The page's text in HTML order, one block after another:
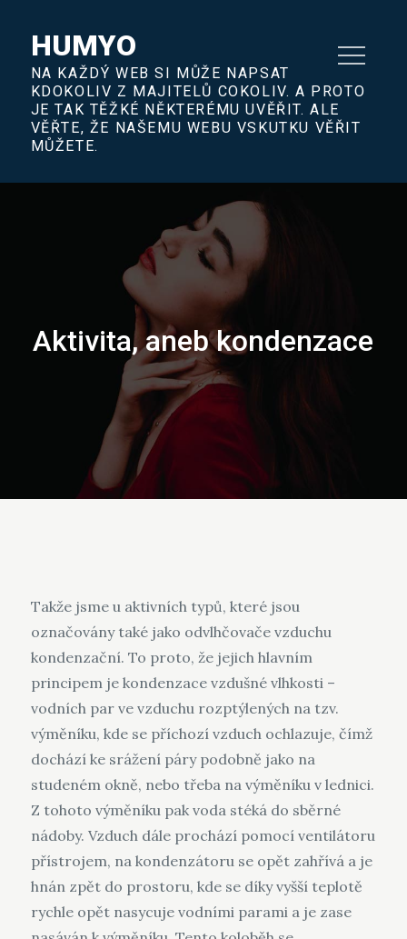
contentHUMYO
NA KAŽDÝ WEB SI MŮŽE NAPSAT
KDOKOLIV Z MAJITELŮ COKOLIV. A PROTO
JE TAK TĚŽKÉ NĚKTERÉMU UVĚŘIT. ALE
VĚŘTE, ŽE NAŠEMU WEBU VSKUTKU VĚŘIT
MŮŽETE.
Aktivita, aneb kondenzace
Takže jsme u aktivních typů, které jsou
označovány také jako odvlhčovače vzduchu
kondenzační. To proto, že jejich hlavním
principem je kondenzace vzdušné vlhkosti –
vodních par ve vzduchu rozptýlených na tzv.
výměníku, kde se příchozí vzduch ochlazuje, čímž
dochází ke srážení páry podobně jako na
studeném okně, nebo třeba na výměníku v lednici.
Z tohoto výměníku pak voda stéká do sběrné
nádoby. Vzduch dále prochází pomocí ventilátoru
přístrojem, na kondenzátoru se opět zahřívá a je
hnán zpět do prostoru, kde se díky vyšší teplotě
rychle opět nasycuje vodními parami a je zase